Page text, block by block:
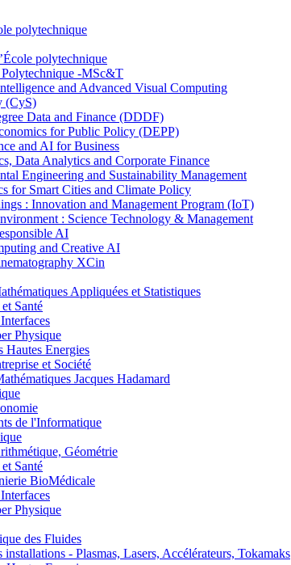
polytechnique
polytechnique
-MSc&T
and Advanced Visual Computing
(CyS)
Data and Finance (DDDF)
for Public Policy (DEPP)
and AI for Business
Data Analytics and Corporate Finance
Engineering and Sustainability Management
for Smart Cities and Climate Policy
: Innovation and Management Program (IoT)
: Science Technology & Management
AI
and Creative AI
XCin
Appliquées et Statistiques
Santé
Physique
Energies
et Société
Jacques Hadamard
de l'Informatique
Géométrie
Santé
BioMédicale
Physique
des Fluides
- Plasmas, Lasers, Accélérateurs, Tokamaks